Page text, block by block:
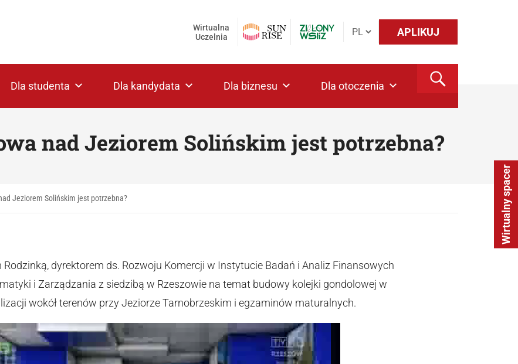
Wirtualny spacer
APLIKUJ
Wirtualna
Uczelnia
Dla studenta Dla kandydata Dla biznesu Dla otoczenia
nad Jeziorem Solińskim jest potrzebna?
Jeziorem Solińskim jest potrzebna?
dyrektorem ds. Rozwoju Komercji w Instytucie Badań i Analiz Finansowych
i Zarządzania z siedzibą w Rzeszowie na temat budowy kolejki gondolowej w
wokół terenów przy Jeziorze Tarnobrzeskim i egzaminów maturalnych.
Player